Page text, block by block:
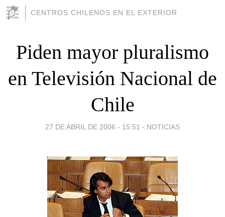
CENTROS CHILENOS EN EL EXTERIOR
Piden mayor pluralismo
en Televisión Nacional de
Chile
27 DE ABRIL DE 2006 - 15:51 - NOTICIAS